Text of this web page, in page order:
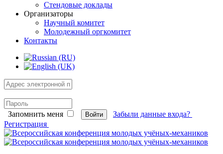
Стендовые доклады
Организаторы
Научный комитет
Молодежный оргкомитет
Контакты
Запомнить меня Войти
Забыли данные входа?
Регистрация